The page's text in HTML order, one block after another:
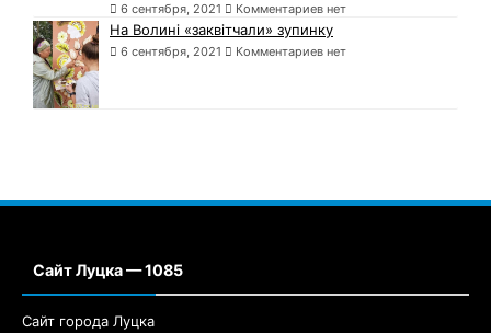
6 сентября, 2021 Комментариев нет
На Волині «заквітчали» зупинку
6 сентября, 2021 Комментариев нет
Сайт Луцка — 1085
Сайт города Луцка